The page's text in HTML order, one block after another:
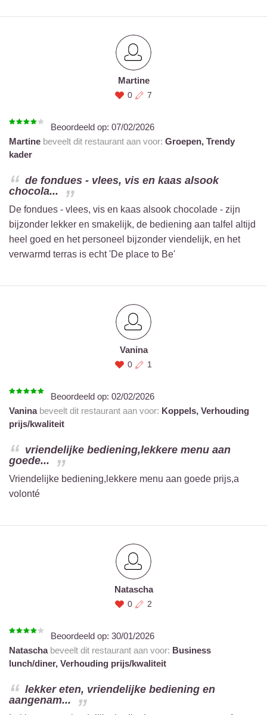
Martine
0 7
Beoordeeld op: 07/02/2026
Martine beveelt dit restaurant aan voor: Groepen, Trendy
kader
de fondues - vlees, vis en kaas alsook
chocola...
De fondues - vlees, vis en kaas alsook chocolade - zijn
bijzonder lekker en smakelijk, de bediening aan talfel altijd
heel goed en het personeel bijzonder viendelijk, en het
verwarmd terras is echt 'De place to Be'
Vanina
0 1
Beoordeeld op: 02/02/2026
Vaninabeveelt dit restaurant aan voor: Koppels, Verhouding
prijs/kwaliteit
vriendelijke bediening,lekkere menu aan
goede...
Vriendelijke bediening,lekkere menu aan goede prijs,a
volonté
Natascha
0 2
Beoordeeld op: 30/01/2026
Nataschabeveelt dit restaurant aan voor: Business
lunch/diner, Verhouding prijs/kwaliteit
lekker eten, vriendelijke bediening en
aangenam...